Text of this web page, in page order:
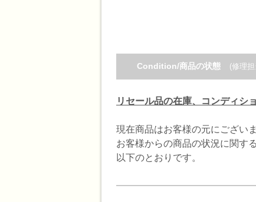
Condition/商品の状態 (修理
リセール品の在庫、コンディシ
現在商品はお客様の元にございま
お客様からの商品の状況に関す
以下のとおりです。